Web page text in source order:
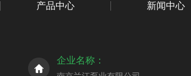
产品中心 新闻中心
企业名称：